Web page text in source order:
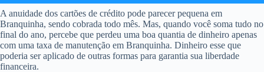
A anuidade dos cartões de crédito pode parecer pequena em
Branquinha, sendo cobrada todo mês. Mas, quando você soma tudo no
final do ano, percebe que perdeu uma boa quantia de dinheiro apenas
com uma taxa de manutenção em Branquinha. Dinheiro esse que
poderia ser aplicado de outras formas para garantia sua liberdade
financeira.